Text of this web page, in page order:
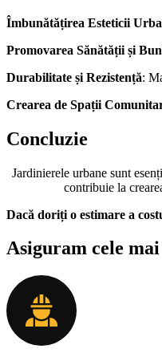
Îmbunătățirea Esteticii
Promovarea Sănătății și
Durabilitate și Rezistență:
Crearea de Spații
Concluzie
Jardinierele urbane sunt
contribuie la
Dacă doriți o estimare a
Asiguram cele